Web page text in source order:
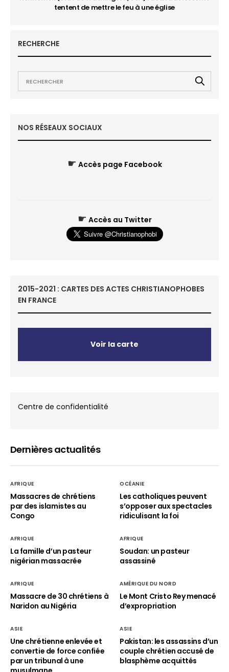
tentent de mettre le feu à une église
RECHERCHE
NOS RÉSEAUX SOCIAUX
☛ Accès page Facebook
☛ Accès au Twitter
2015-2021 : CARTES DES ACTES CHRISTIANOPHOBES
EN FRANCE
Voir la carte
Centre de confidentialité
Dernières actualités
AFRIQUE
Massacres de chrétiens
par des islamistes au
Congo
OCÉANIE
Les catholiques peuvent
s’opposer aux spectacles
ridiculisant la foi
AFRIQUE
La famille d’un pasteur
nigérian massacrée
AFRIQUE
Soudan: un pasteur
assassiné
AFRIQUE
Massacre de 30 chrétiens à
Naridon au Nigéria
AMÉRIQUE DU NORD
Le Mont Cristo Rey menacé
d’expropriation
ASIE
Une chrétienne enlevée et
convertie de force confiée
par un tribunal à une
ASIE
Pakistan: les assassins d’un
couple chrétien accusé de
blasphème acquittés